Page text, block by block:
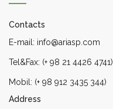
Contacts
E-mail: info@ariasp.com
Tel&Fax: (+ 98 21 4426 4741)
Mobil: (+ 98 912 3435 344)
Address